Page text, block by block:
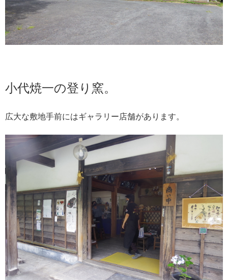
小代焼一の登り窯。
広大な敷地手前にはギャラリー店舗があります。